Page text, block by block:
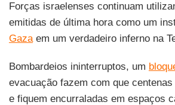
Forças israelenses continuam
emitidas de última hora como um
Gazaem um verdadeiro inferno na
Bombardeios ininterruptos, um
evacuação fazem com que
e fiquem encurraladas em espaços